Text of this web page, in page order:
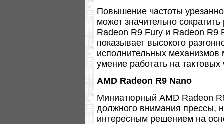
Повышение частоты
может значительно
Radeon R9 Fury и Radeon
показывает высокого
исполнительных
умение работать на
AMD Radeon R9 Nano
Миниатюрный AMD Radeon
должного внимания прессы,
интересным решением на